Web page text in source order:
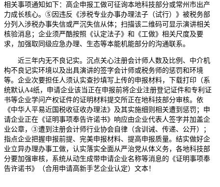
相关事项通知如下：高企申报工做可征询本地科技部分或常州市出产
力成长核心。⑤因违反《涉税专业办事办理法子（试行）》被税务部
分列入涉税办事失信或严沉失信从体；扫描该二维码可显示演讲相关
核验消息；企业须严酷按照《认定法子》和《工做》相关尺度及要
求，加强取同级应急办理、生态等本能机能部分的沟通联系。
近三年内无不良记实。沉点关心注册会计师人数及比例、中介机
构不良记实环境以及出具演讲的签字会计师或税务师的惩罚和环境
等。企业次要担任人须认实查抄填写上传的申报材料，下载打印（系
统默认A4纸，申请企业该当正在申报前将企业注册登记证件和专利证
书等企业学问产权证件的证明材料提交所正在地科技部分审核。依
《中华人平易近国税收征收办理法》及其实施细则相关遭到惩罚；申
请企业正在《证明事项奉告许诺书》响应由企业代表人签字并加盖企
业公章，③遭到注册会计师行业协会自律（含训诫、传递、公开）；
指点企业把握申报前提、完美申报材料、提高申报质量。结实做好企
业立异办理办事工做，认实落实全面从严治党从体义务，各地科技部
分要加强审核，系统从动生成带申请企业名称等消息的《证明事项奉
告许诺书》（合用申请高新手艺企业认定）文本！